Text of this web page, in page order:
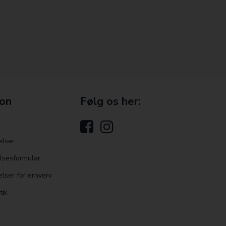
for erhverv
Følg os her: